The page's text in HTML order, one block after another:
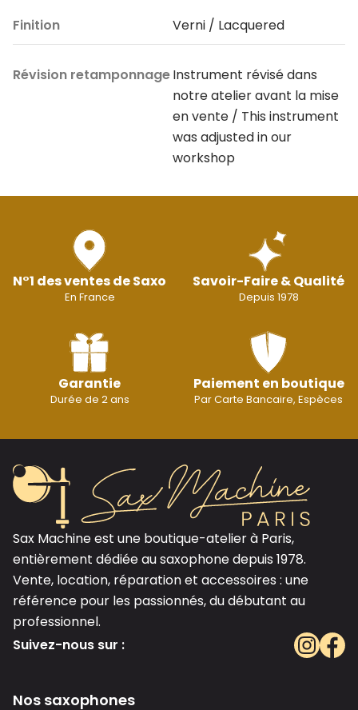
Finition Verni / Lacquered
Révision retamponnageInstrument révisé dans
notre atelier avant la mise
en vente / This instrument
was adjusted in our
workshop
N°1 des ventes de Saxo
En France
Savoir-Faire & Qualité
Depuis 1978
Garantie
Durée de 2 ans
Paiement en boutique
Par Carte Bancaire, Espèces
Sax Machine est une boutique-atelier à Paris,
entièrement dédiée au saxophone depuis 1978.
Vente, location, réparation et accessoires : une
référence pour les passionnés, du débutant au
professionnel.
Suivez-nous sur :
Nos saxophones